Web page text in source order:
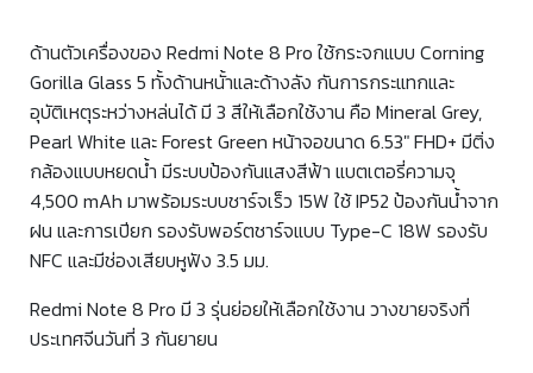
ด้านตัวเครื่องของ Redmi Note 8 Pro ใช้กระจกแบบ Corning
Gorilla Glass 5 ทั้งด้านหนั้าและด้างลัง กันการกระแทกและ
อุบัติเหตุระหว่างหล่นได้ มี 3 สีให้เลือกใช้งาน คือ Mineral Grey,
Pearl White และ Forest Green หน้าจอขนาด 6.53″ FHD+ มีติ่ง
กล้องแบบหยดน้ำ มีระบบป้องกันแสงสีฟ้า แบตเตอรี่ความจุ
4,500 mAh มาพร้อมระบบชาร์จเร็ว 15W ใช้ IP52 ป้องกันน้ำจาก
ฝน และการเปียก รองรับพอร์ตชาร์จแบบ Type-C 18W รองรับ
NFC และมีช่องเสียบหูฟัง 3.5 มม.
Redmi Note 8 Pro มี 3 รุ่นย่อยให้เลือกใช้งาน วางขายจริงที่
ประเทศจีนวันที่ 3 กันยายน